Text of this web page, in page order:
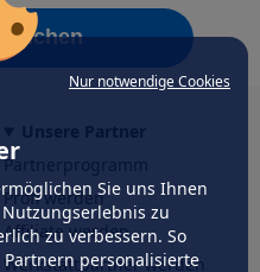
Nur notwendige Cookies
Sie uns Ihnen
zu
zu verbessern. So
personalisierte
Partnerprogramm
Profi werden
Affiliate werden
Werkstattpartner werden